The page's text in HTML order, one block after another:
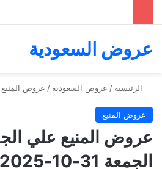
عروض السعودية
الرئيسية / عروض السعودية / عروض المنيع
عروض المنيع
عروض المنيع علي